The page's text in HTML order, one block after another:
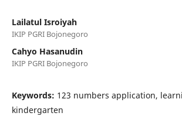
Lailatul Isroiyah
IKIP PGRI Bojonegoro
Cahyo Hasanudin
IKIP PGRI Bojonegoro
Keywords: 123 numbers application,
kindergarten